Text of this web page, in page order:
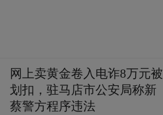
网上卖黄金卷入电诈8万元被
划扣，驻马店市公安局称新
蔡警方程序违法